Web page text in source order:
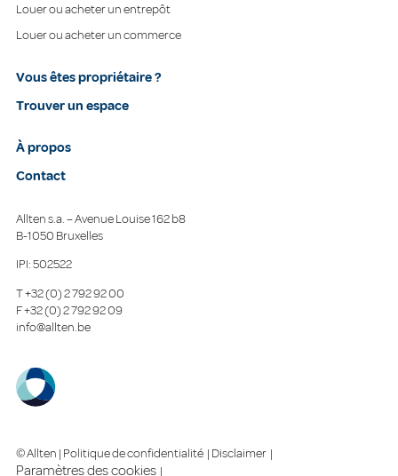
Louer ou acheter un entrepôt
Louer ou acheter un commerce
Vous êtes propriétaire ?
Trouver un espace
À propos
Contact
Allten s.a. – Avenue Louise 162 b8
B-1050 Bruxelles
IPI: 502522
T+32 (0) 2 792 92 00
F+32 (0) 2 792 92 09
info@allten.be
© Allten | Politique de confidentialité | Disclaimer |
Paramètres des cookies |